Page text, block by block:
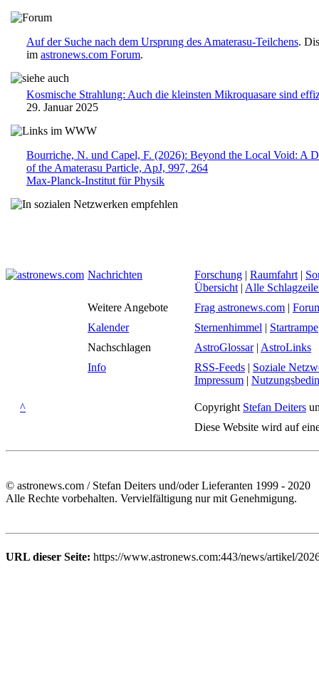
Auf der Suche nach dem Ursprung des Amaterasu-Teilchens.
im astronews.com Forum.
Kosmische Strahlung: Auch die kleinsten Mikroquasare sind
29. Januar 2025
Bourriche, N. und Capel, F. (2026): Beyond the Local Void: A
of the Amaterasu Particle, ApJ, 997, 264
Max-Planck-Institut für Physik
Nachrichten Forschung | Raumfahrt |
Übersicht | Alle
Weitere Angebote
Frag astronews.com |
Kalender
Sternenhimmel | Startrampe
Nachschlagen
AstroGlossar| AstroLinks
Info
RSS-Feeds | Soziale
Impressum |
^ Copyright Stefan Deiters
Diese Website wird auf
© astronews.com / Stefan Deiters und/oder Lieferanten 1999 - 2020
Alle Rechte vorbehalten. Vervielfältigung nur mit Genehmigung.
URL dieser Seite: https://www.astronews.com:443/news/artikel/